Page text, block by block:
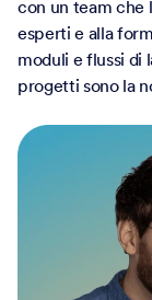
esperti e alla
moduli e flussi di
progetti sono la